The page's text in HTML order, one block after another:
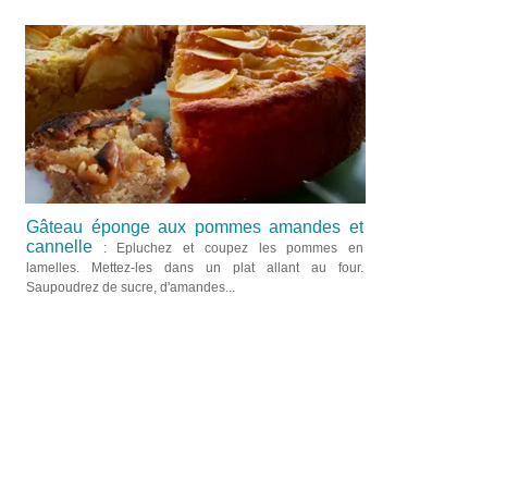
Gâteau éponge aux pommes amandes et
cannelle : Epluchez et coupez les pommes en
lamelles. Mettez-les dans un plat allant au four.
Saupoudrez de sucre, d'amandes...